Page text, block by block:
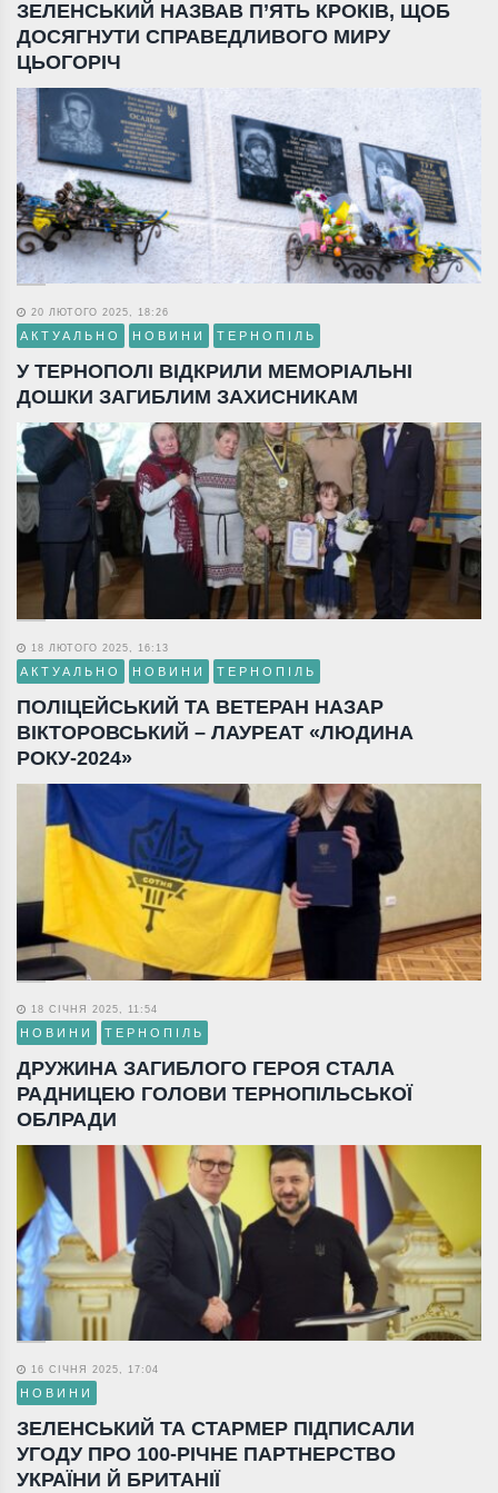
ЗЕЛЕНСЬКИЙ НАЗВАВ П’ЯТЬ КРОКІВ, ЩОБ
ДОСЯГНУТИ СПРАВЕДЛИВОГО МИРУ
ЦЬОГОРІЧ
20 ЛЮТОГО 2025, 18:26
АКТУАЛЬНО НОВИНИ ТЕРНОПІЛЬ
У ТЕРНОПОЛІ ВІДКРИЛИ МЕМОРІАЛЬНІ
ДОШКИ ЗАГИБЛИМ ЗАХИСНИКАМ
18 ЛЮТОГО 2025, 16:13
АКТУАЛЬНО НОВИНИ ТЕРНОПІЛЬ
ПОЛІЦЕЙСЬКИЙ ТА ВЕТЕРАН НАЗАР
ВІКТОРОВСЬКИЙ – ЛАУРЕАТ «ЛЮДИНА
РОКУ-2024»
18 СІЧНЯ 2025, 11:54
НОВИНИ ТЕРНОПІЛЬ
ДРУЖИНА ЗАГИБЛОГО ГЕРОЯ СТАЛА
РАДНИЦЕЮ ГОЛОВИ ТЕРНОПІЛЬСЬКОЇ
ОБЛРАДИ
16 СІЧНЯ 2025, 17:04
НОВИНИ
ЗЕЛЕНСЬКИЙ ТА СТАРМЕР ПІДПИСАЛИ
УГОДУ ПРО 100-РІЧНЕ ПАРТНЕРСТВО
УКРАЇНИ Й БРИТАНІЇ